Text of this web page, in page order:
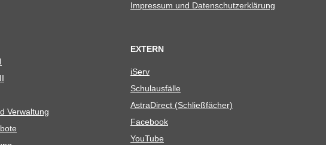
Verwaltung
Impres­sum und Datenschutzerklärung
EXTERN
iServ
Schul­aus­fälle
Astra­Di­rect (Schließ­fä­cher)
Face­book
You­Tube